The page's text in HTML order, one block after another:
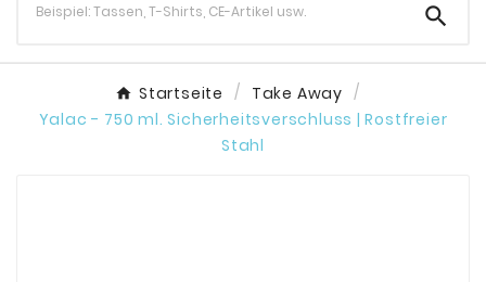

Startseite
Take Away
Yalac - 750 ml. Sicherheitsverschluss | Rostfreier
Stahl